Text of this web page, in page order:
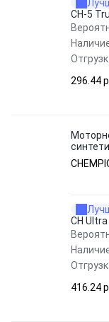
CH-5
296.44 p.
CH Ultra
416.24 p.